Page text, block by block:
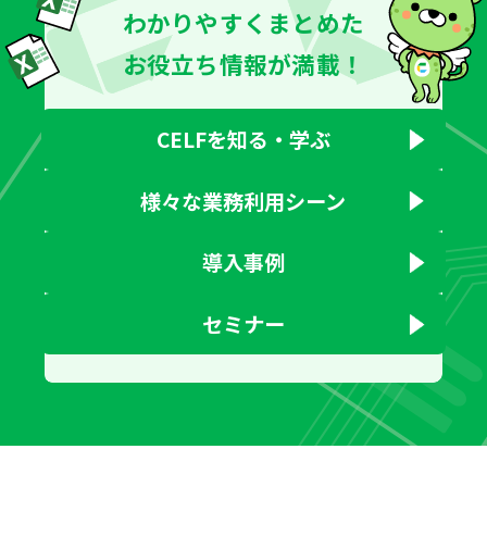
わかりやすくまとめた
お役立ち情報が満載！
CELFを知る・学ぶ
様々な業務利用シーン
導入事例
セミナー